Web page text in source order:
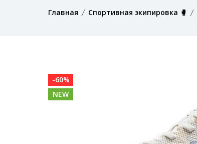
Главная Спортивная экипировка 🥊
-60%
NEW